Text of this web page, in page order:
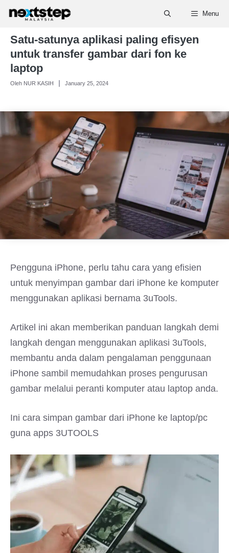
Skip
content
Menu
Satu-satunya aplikasi paling efisyen
untuk transfer gambar dari fon ke
laptop
Oleh NUR KASIH January 25, 2024
Pengguna iPhone, perlu tahu cara yang efisien
untuk menyimpan gambar dari iPhone ke komputer
menggunakan aplikasi bernama 3uTools.
Artikel ini akan memberikan panduan langkah demi
langkah dengan menggunakan aplikasi 3uTools,
membantu anda dalam pengalaman penggunaan
iPhone sambil memudahkan proses pengurusan
gambar melalui peranti komputer atau laptop anda.
Ini cara simpan gambar dari iPhone ke laptop/pc
guna apps 3UTOOLS